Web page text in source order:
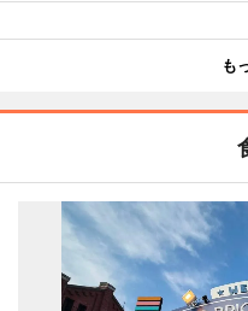
も